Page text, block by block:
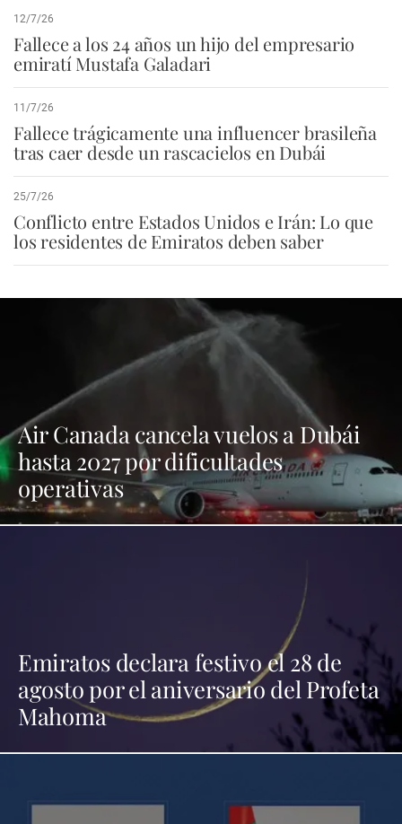
12/7/26
Fallece a los 24 años un hijo del empresario
emiratí Mustafa Galadari
11/7/26
Fallece trágicamente una influencer brasileña
tras caer desde un rascacielos en Dubái
25/7/26
Conflicto entre Estados Unidos e Irán: Lo que
los residentes de Emiratos deben saber
Air Canada cancela vuelos a Dubái
hasta 2027 por dificultades
operativas
Emiratos declara festivo el 28 de
agosto por el aniversario del Profeta
Mahoma